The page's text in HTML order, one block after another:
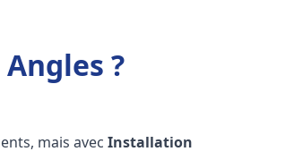
?
mais avecInstallation